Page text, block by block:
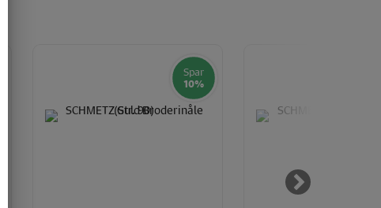
Spar
10%